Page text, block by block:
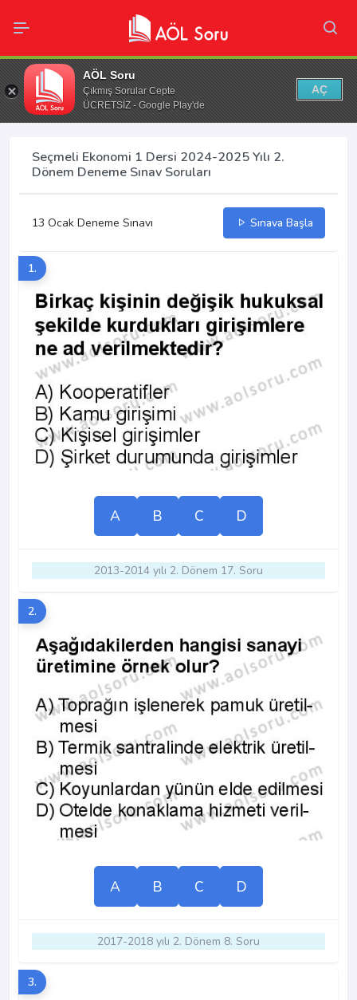
AÖL Soru
Çıkmış Sorular Cepte
ÜCRETSİZ - Google Play'de
AÇ
Seçmeli Ekonomi 1 Dersi 2024-2025 Yılı 2.
Dönem Deneme Sınav Soruları
13 Ocak Deneme Sınavı Sınava Başla
1.
A B C D
2013-2014 yılı 2. Dönem 17. Soru
2.
A B C D
2017-2018 yılı 2. Dönem 8. Soru
3.